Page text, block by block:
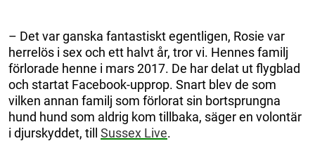
– Det var ganska fantastiskt egentligen, Rosie var
herrelös i sex och ett halvt år, tror vi. Hennes familj
förlorade henne i mars 2017. De har delat ut flygblad
och startat Facebook-upprop. Snart blev de som
vilken annan familj som förlorat sin bortsprungna
hund hund som aldrig kom tillbaka, säger en volontär
i djurskyddet, till Sussex Live.